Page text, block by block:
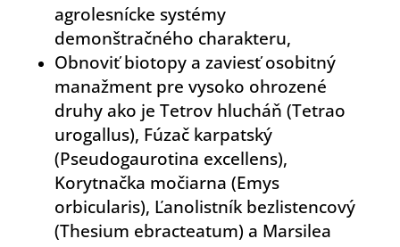
agrolesnícke systémy
demonštračného charakteru,
Obnoviť biotopy a zaviesť osobitný
manažment pre vysoko ohrozené
druhy ako je Tetrov hlucháň (Tetrao
urogallus), Fúzač karpatský
(Pseudogaurotina excellens),
Korytnačka močiarna (Emys
orbicularis), Ľanolistník bezlistencový
(Thesium ebracteatum) a Marsilea